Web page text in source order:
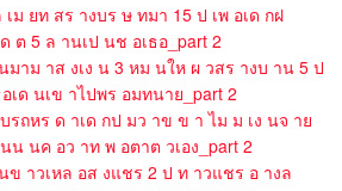
เม ยท สร างบร ษ ทมา 15 ป เพ อเด กฝ
ต 5 ล านเป นช อเธอ_part 2
มาม าส งเง น 3 หม นให ผ วสร างบ าน 5 ป
เด นเข าไปพร อมทนาย_part 2
รถหร ด าเด กป มว าข ข า ไม ม เง นจ าย
น นค อว าท พ อตาต วเอง_part 2
ข าวเหล อส งแชร 2 ป ท าวแชร อ างล